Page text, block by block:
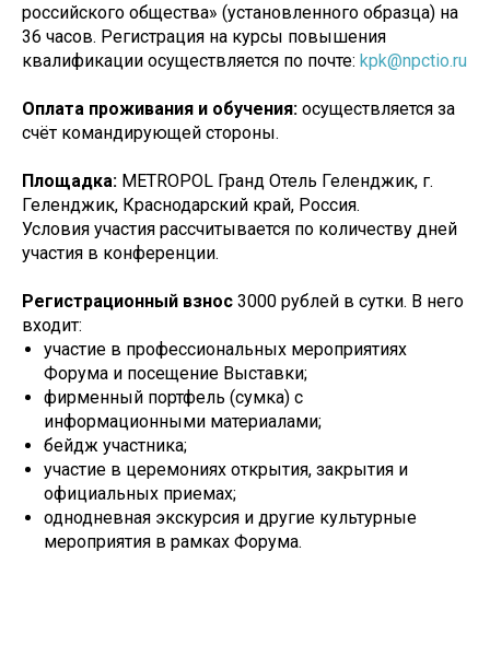
российского общества» (установленного образца) на
36 часов. Регистрация на курсы повышения
квалификации осуществляется по почте: kpk@npctio.ru
Оплата проживания и обучения: осуществляется за
счёт командирующей стороны.
Площадка: METROPOL Гранд Отель Геленджик, г.
Геленджик, Краснодарский край, Россия.
Условия участия рассчитывается по количеству дней
участия в конференции.
Регистрационный взнос 3000 рублей в сутки. В него
входит:
участие в профессиональных мероприятиях
Форума и посещение Выставки;
фирменный портфель (сумка) с
информационными материалами;
бейдж участника;
участие в церемониях открытия, закрытия и
официальных приемах;
однодневная экскурсия и другие культурные
мероприятия в рамках Форума.